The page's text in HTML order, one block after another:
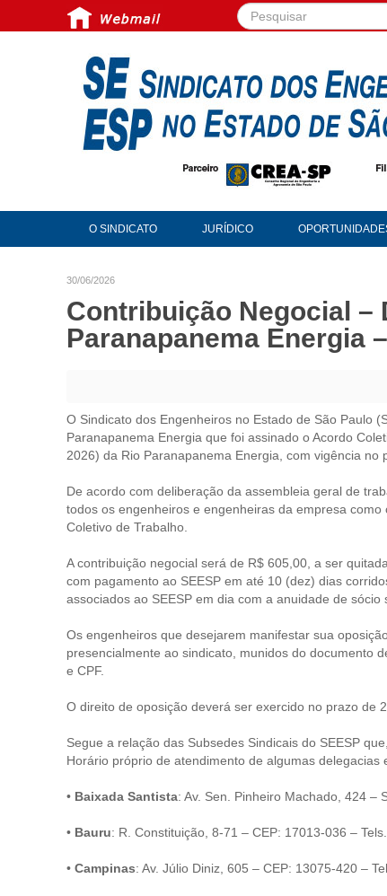
Pesquisar...
O SINDICATO JURÍDICO
30/06/2026
Contribuição Negocial –
Paranapanema Energia
O Sindicato dos Engenheiros no Estado de São Paulo
Paranapanema Energia que foi assinado o Acordo
2026) da Rio Paranapanema Energia, com vigência
De acordo com deliberação da assembleia geral de
todos os engenheiros e engenheiras da empresa
Coletivo de Trabalho.
A contribuição negocial será de R$ 605,00, a ser
com pagamento ao SEESP em até 10 (dez) dias
associados ao SEESP em dia com a anuidade de
Os engenheiros que desejarem manifestar sua
presencialmente ao sindicato, munidos do documento
e CPF.
O direito de oposição deverá ser exercido no prazo de
Segue a relação das Subsedes Sindicais do SEESP
Horário próprio de atendimento de algumas delegacias
• Baixada Santista: Av. Sen. Pinheiro Machado, 424 –
• Bauru: R. Constituição, 8-71 – CEP: 17013-036 –
• Campinas: Av. Júlio Diniz, 605 – CEP: 13075-420 –